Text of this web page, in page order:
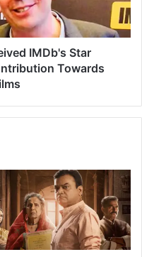
IMDb's Star
Towards